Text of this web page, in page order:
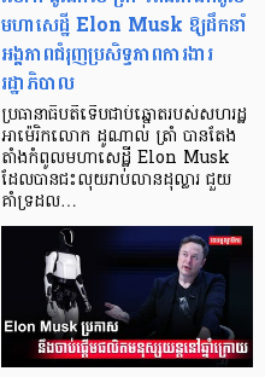
មហាសេដ្ឋី Elon Musk ឱ្យដឹកនាំ
អង្គភាពជំរុញប្រសិទ្ធភាពការងារ
រដ្ឋាភិបាល
ប្រធានាធិបតីទើបជាប់ឆ្នោតរបស់សហរដ្ឋ
អាម៉េរិកលោក ដូណាល់ ត្រាំ បានតែង
តាំងកំពូលមហាសេដ្ឋី Elon Musk
ដែលបានជះលុយរាប់លានដុល្លារ ជួយ
គាំទ្រដល…